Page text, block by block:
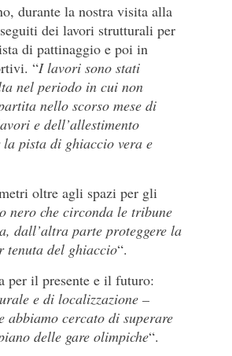
durante la nostra visita alla
dei lavori strutturali per
di pattinaggio e poi in
“I lavori sono stati
nel periodo in cui non
nello scorso mese di
e dell’allestimento
pista di ghiaccio vera e
oltre agli spazi per gli
nero che circonda le tribune
dall’altra parte proteggere la
tenuta del ghiaccio“.
per il presente e il futuro:
e di localizzazione –
abbiamo cercato di superare
delle gare olimpiche“.